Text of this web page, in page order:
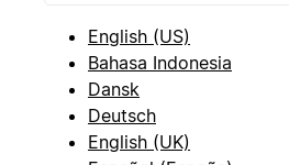
English (US)
Bahasa Indonesia
Dansk
Deutsch
English (UK)